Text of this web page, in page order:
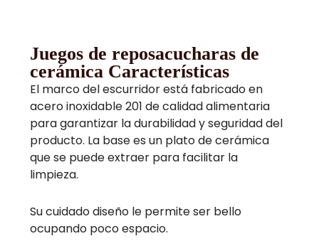
Juegos de reposacucharas de
cerámica Características
El marco del escurridor está fabricado en
acero inoxidable 201 de calidad alimentaria
para garantizar la durabilidad y seguridad del
producto. La base es un plato de cerámica
que se puede extraer para facilitar la
limpieza.
Su cuidado diseño le permite ser bello
ocupando poco espacio.